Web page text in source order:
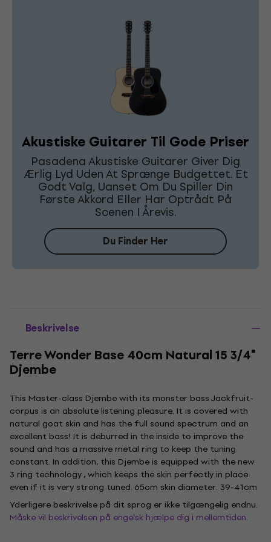
Akustiske Guitarer Til Gode Priser
Pasadena Akustiske Guitarer Giver Dig
Ærlig Lyd Uden At Sprænge Budgettet. Et
Godt Valg, Uanset Om Du Spiller Din
Første Akkord Eller Har Optrådt På
Scenen I Årevis.
Du Finder Her
Beskrivelse
Terre Wonder Base 40cm Natural 15 3/4"
Djembe
This Master-class Djembe with its monster bass Jackfruit-
corpus is an absolute listening pleasure. It is covered with
natural goat skin and has the full sound spectrum and an
excellent bass! It is deburred in the inside to improve the
sound and has a massive metal ring to keep the tuning
constant. In addition, this Djembe is equipped with the new
3 ring technology , which keeps the skin perfectly in place
even if it is very strong tuned. 65cm skin diameter: 39-41cm
Yderligere beskrivelse på dit sprog er ikke tilgængelig endnu.
Måske vil beskrivelsen på engelsk hjælpe dig i mellemtiden.